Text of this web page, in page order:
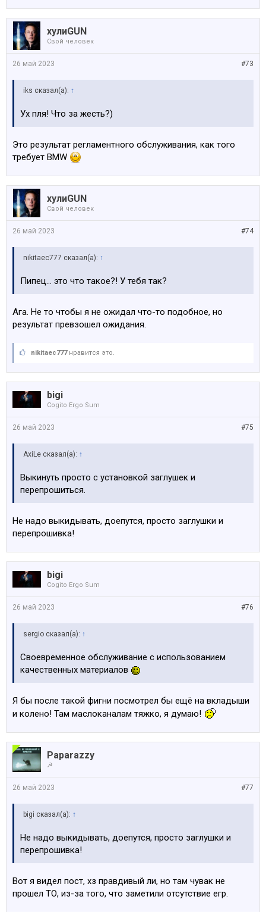
хулиGUN
Свой человек
#73
26 май 2023
iks сказал(а): ↑
Ух пля! Что за жесть?)
Это результат регламентного обслуживания, как того
требует BMW
хулиGUN
Свой человек
#74
26 май 2023
nikitaec777 сказал(а): ↑
Пипец… это что такое?! У тебя так?
Ага. Не то чтобы я не ожидал что-то подобное, но
результат превзошел ожидания.
nikitaec777нравится это.
bigi
Cogito Ergo Sum
#75
26 май 2023
AxiLe сказал(а): ↑
Выкинуть просто с установкой заглушек и
перепрошиться.
Не надо выкидывать, доепутся, просто заглушки и
перепрошивка!
bigi
Cogito Ergo Sum
#76
26 май 2023
sergio сказал(а): ↑
Своевременное обслуживание с использованием
качественных материалов
Я бы после такой фигни посмотрел бы ещё на вкладыши
и колено! Там маслоканалам тяжко, я думаю!
Paparazzy
☭
#77
26 май 2023
bigi сказал(а): ↑
Не надо выкидывать, доепутся, просто заглушки и
перепрошивка!
Вот я видел пост, хз правдивый ли, но там чувак не
прошел ТО, из-за того, что заметили отсутствие егр.